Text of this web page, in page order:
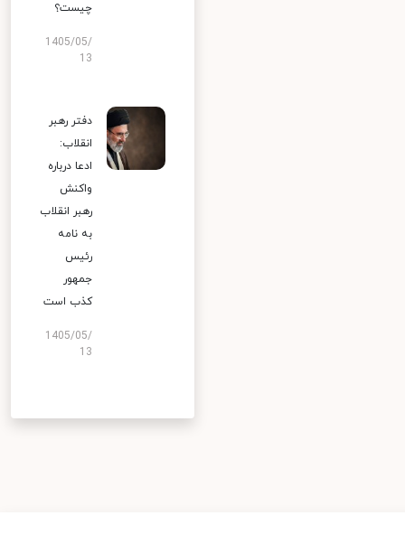
چیست؟
1405/05/
13
دفتر رهبر
انقلاب:
ادعا درباره
واکنش
رهبر انقلاب
به نامه
رئیس
جمهور
کذب است
1405/05/
13